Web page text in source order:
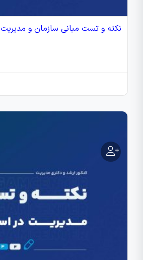
نکته و تست مبانی سازمان و مدیریت